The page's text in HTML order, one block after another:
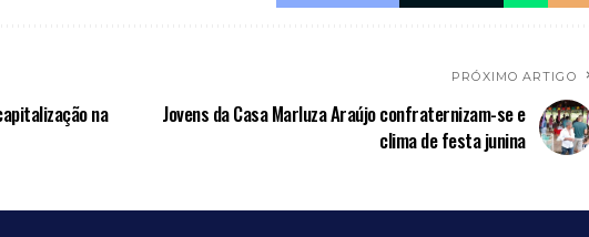
na
PRÓXIMO ARTIGO
Jovens da Casa Marluza Araújo confraternizam-se e
clima de festa junina